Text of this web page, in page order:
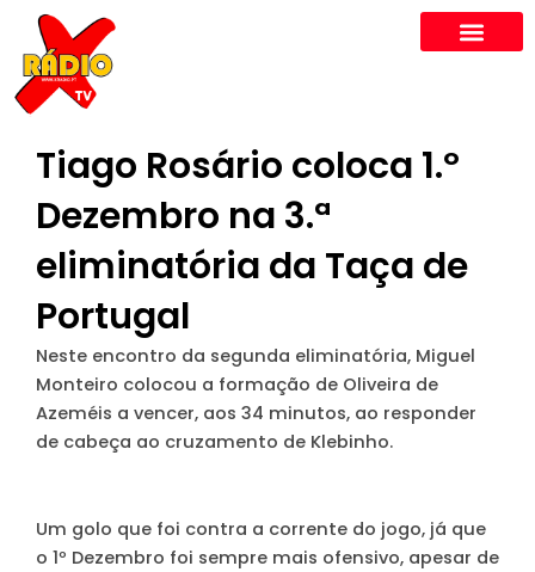
content
Tiago Rosário coloca 1.º
Dezembro na 3.ª
eliminatória da Taça de
Portugal
Neste encontro da segunda eliminatória, Miguel
Monteiro colocou a formação de Oliveira de
Azeméis a vencer, aos 34 minutos, ao responder
de cabeça ao cruzamento de Klebinho.
Um golo que foi contra a corrente do jogo, já que
o 1º Dezembro foi sempre mais ofensivo, apesar de